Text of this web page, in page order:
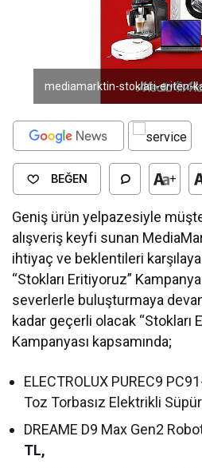
mediamarktin-stoklari-eriten-
BEĞEN +
Geniş ürün yelpazesiyle
alışveriş keyfi sunan
ihtiyaç ve beklentileri
“Stokları Eritiyoruz”
severlerle buluşturmaya
kadar geçerli olacak “Stokları
Kampanyası kapsamında;
ELECTROLUX PUREC9
Toz Torbasız Elektrikli
DREAME D9 Max Gen2
TL,